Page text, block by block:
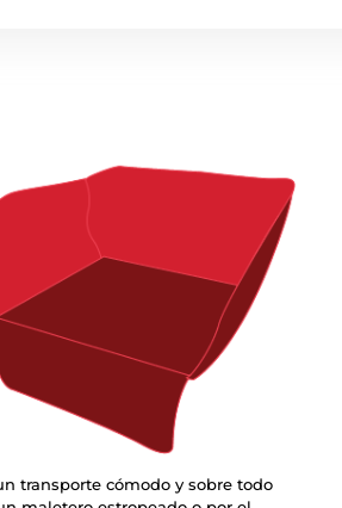
transporte cómodo y sobre todo